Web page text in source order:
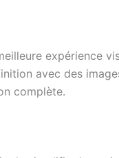
expérience
avec des
complète.